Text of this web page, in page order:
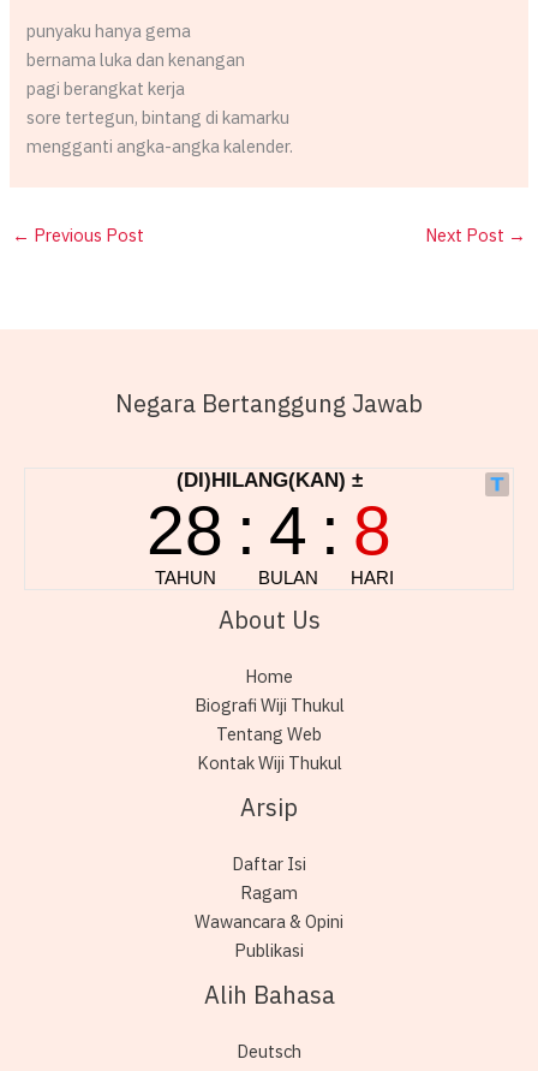
punyaku hanya gema
bernama luka dan kenangan
pagi berangkat kerja
sore tertegun, bintang di kamarku
mengganti angka-angka kalender.
← Previous Post Next Post →
Negara Bertanggung Jawab
About Us
Home
Biografi Wiji Thukul
Tentang Web
Kontak Wiji Thukul
Arsip
Daftar Isi
Ragam
Wawancara & Opini
Publikasi
Alih Bahasa
Deutsch